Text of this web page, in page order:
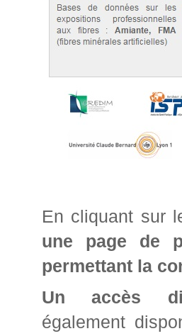
En cliquant sur
une page de
permettant la
Un accès
également